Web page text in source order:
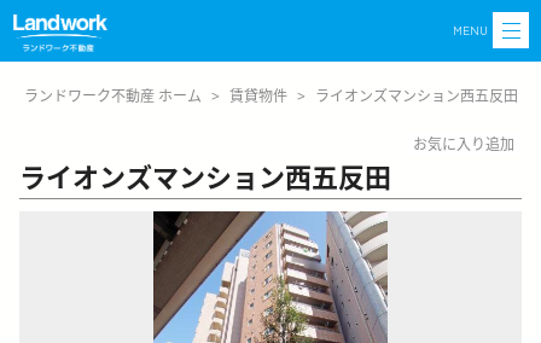
MENU
ランドワーク不動産 ホーム > 賃貸物件 > ライオンズマンション西五反田
お気に入り追加
ライオンズマンション西五反田